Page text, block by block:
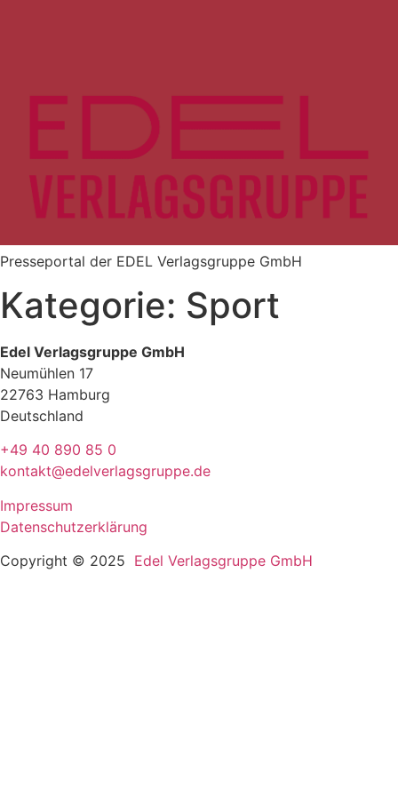
Presseportal der EDEL Verlagsgruppe GmbH
Kategorie: Sport
Edel Verlagsgruppe GmbH
Neumühlen 17
22763 Hamburg
Deutschland
+49 40 890 85 0
kontakt@edelverlagsgruppe.de
Impressum
Datenschutzerklärung
Copyright © 2025 Edel Verlagsgruppe GmbH